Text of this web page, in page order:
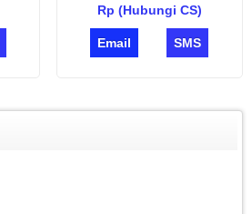
Rp (Hubungi CS)
Email SMS